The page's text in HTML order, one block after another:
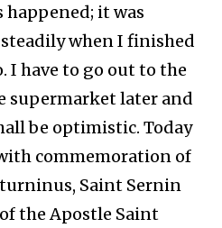
it was
when I finished
I have to go out to the
supermarket later and
be optimistic. Today
commemoration of
Saint Sernin
the Apostle Saint